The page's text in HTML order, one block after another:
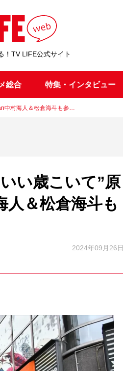
！TV LIFE公式サイト
総合 特集・インタビュー
中村海人＆松倉海斗も参…
い歳こいて”原
＆松倉海斗も
2024年09月26日